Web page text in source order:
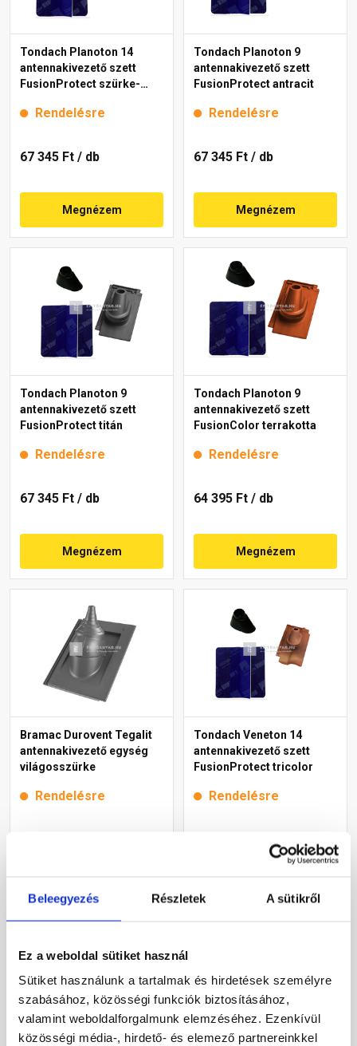
Beleegyezés Részletek A sütikről
Ez a weboldal sütiket használ
Sütiket használunk a tartalmak és hirdetések személyre
szabásához, közösségi funkciók biztosításához,
valamint weboldalforgalmunk elemzéséhez. Ezenkívül
közösségi média-, hirdető- és elemező partnereinkkel
Tondach Planoton 14
antennakivezető szett
FusionProtect szürke-
Rendelésre
67 345 Ft / db
Megnézem
Tondach Planoton 9
antennakivezető szett
FusionProtect antracit
Rendelésre
67 345 Ft / db
Megnézem
Tondach Planoton 9
antennakivezető szett
FusionProtect titán
Rendelésre
67 345 Ft / db
Megnézem
Tondach Planoton 9
antennakivezető szett
FusionColor terrakotta
Rendelésre
64 395 Ft / db
Megnézem
Bramac Durovent Tegalit
antennakivezető egység
világosszürke
Rendelésre
Megnézem
Tondach Veneton 14
antennakivezető szett
FusionProtect tricolor
Rendelésre
Megnézem